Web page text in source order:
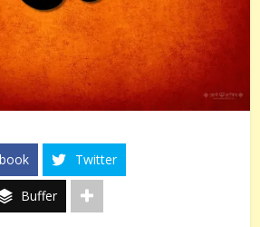
Twitter
Buffer